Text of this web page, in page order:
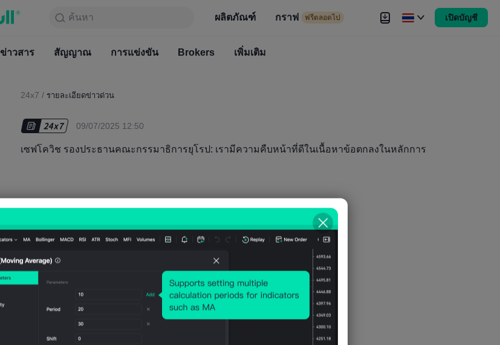
ค้นหา ผลิตภัณฑ์ กราฟ ฟรีตลอดไป
ตลาด ข่าวสาร สัญญาณ การแข่งขัน
เปิดบัญชี
ฟรีตลอดไป
ข่าวสาร สัญญาณ การแข่งขัน Brokers เพิ่มเติม
24x7 / รายละเอียดข่าวด่วน
09/07/2025 12:50
เซฟโควิช รองประธานคณะกรรมาธิการยุโรป: เรามีความคืบหน้าที่ดีในเนื้อหาข้อตกลงในหลักการ